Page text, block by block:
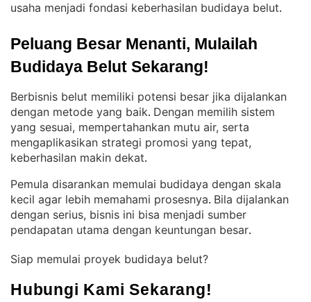
usaha menjadi fondasi keberhasilan budidaya belut.
Peluang Besar Menanti, Mulailah
Budidaya Belut Sekarang!
Berbisnis belut memiliki potensi besar jika dijalankan
dengan metode yang baik. Dengan memilih sistem
yang sesuai, mempertahankan mutu air, serta
mengaplikasikan strategi promosi yang tepat,
keberhasilan makin dekat.
Pemula disarankan memulai budidaya dengan skala
kecil agar lebih memahami prosesnya. Bila dijalankan
dengan serius, bisnis ini bisa menjadi sumber
pendapatan utama dengan keuntungan besar.
Siap memulai proyek budidaya belut?
Hubungi Kami Sekarang!